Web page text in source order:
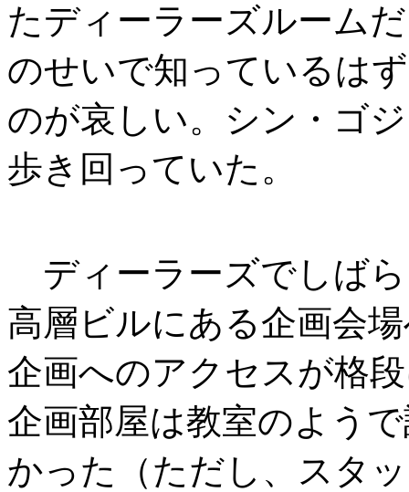
たディーラーズルーム
のせいで知っているは
のが哀しい。シン・ゴ
歩き回っていた。
ディーラーズでしば
高層ビルにある企画会
企画へのアクセスが格
企画部屋は教室のよう
かった（ただし、スタ